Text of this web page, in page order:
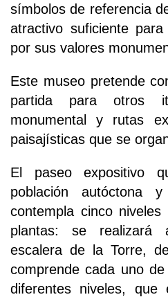
símbolos de referencia
atractivo suficiente
por sus valores
Este museo pretende
partida para otros
monumental y rutas
paisajísticas que se
El paseo expositivo
población autóctona
contempla cinco
plantas: se realizará
escalera de la Torre,
comprende cada uno
diferentes niveles, que